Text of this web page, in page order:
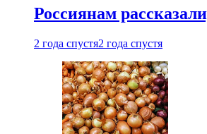
Россиянам
2 года спустя2 года спустя